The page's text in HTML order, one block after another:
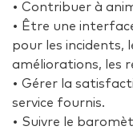
• Contribuer à
• Être une
pour les incidents,
améliorations, les
• Gérer la
service fournis.
• Suivre le